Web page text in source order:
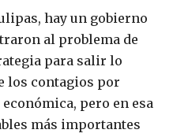
hay un gobierno
al problema de
para salir lo
los contagios por
pero en esa
más importantes